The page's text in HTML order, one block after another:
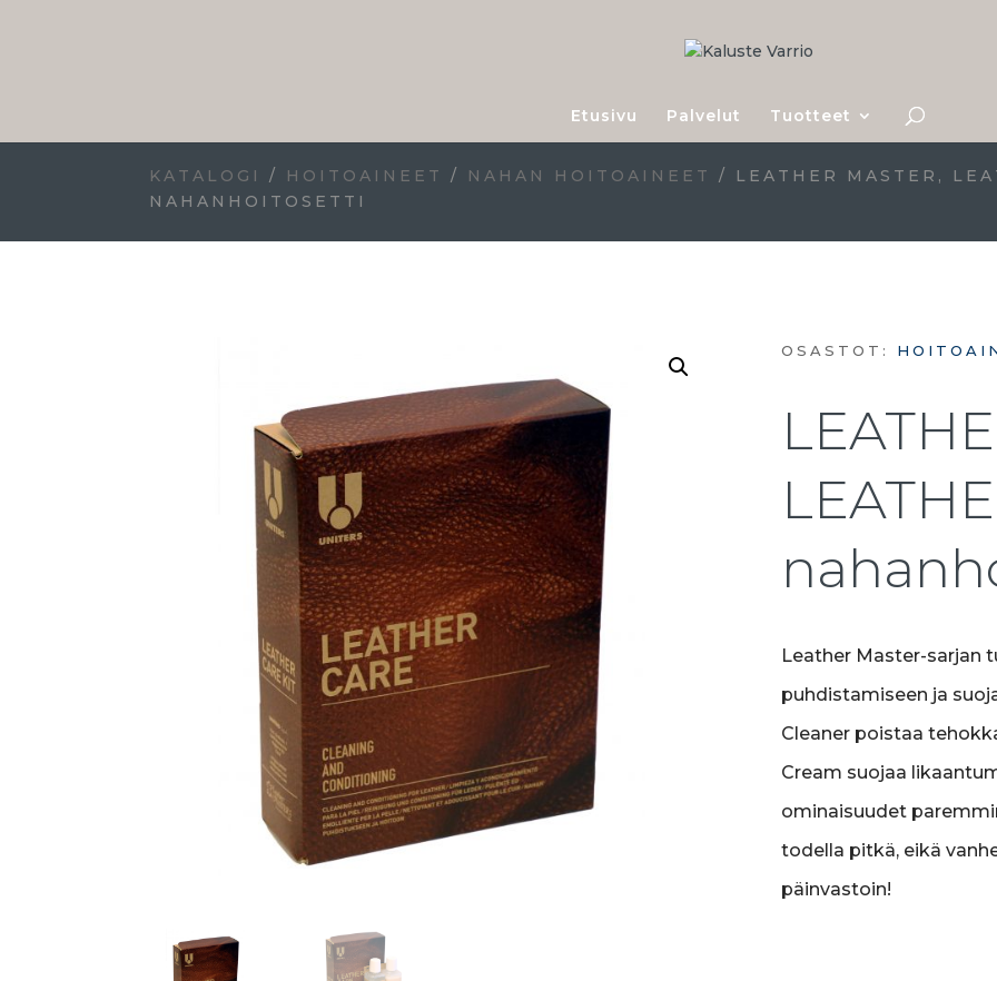
Etusivu Palvelut Tuotteet
KATALOGI / HOITOAINEET / NAHAN HOITOAINEET
/ LEATHER MASTER,
NAHANHOITOSETTI
OSASTOT:
Leather Master-sarjan
puhdistamiseen ja
Cleaner poistaa
Cream suojaa
ominaisuudet
todella pitkä, eikä
päinvastoin!